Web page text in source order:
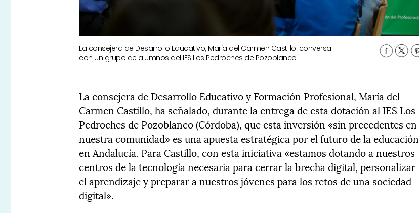
La consejera de Desarrollo Educativo, María del Carmen Castillo, conversa
con un grupo de alumnos del IES Los Pedroches de Pozoblanco.
La consejera de Desarrollo Educativo y Formación Profesional, María del
Carmen Castillo, ha señalado, durante la entrega de esta dotación al IES Los
Pedroches de Pozoblanco (Córdoba), que esta inversión «sin precedentes en
nuestra comunidad» es una apuesta estratégica por el futuro de la educación
en Andalucía. Para Castillo, con esta iniciativa «estamos dotando a nuestros
centros de la tecnología necesaria para cerrar la brecha digital, personalizar
el aprendizaje y preparar a nuestros jóvenes para los retos de una sociedad
digital».